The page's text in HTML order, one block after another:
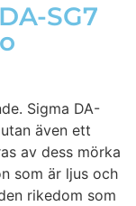
SG7
Sigma DA-
även ett
av dess mörka
som är ljus och
rikedom som